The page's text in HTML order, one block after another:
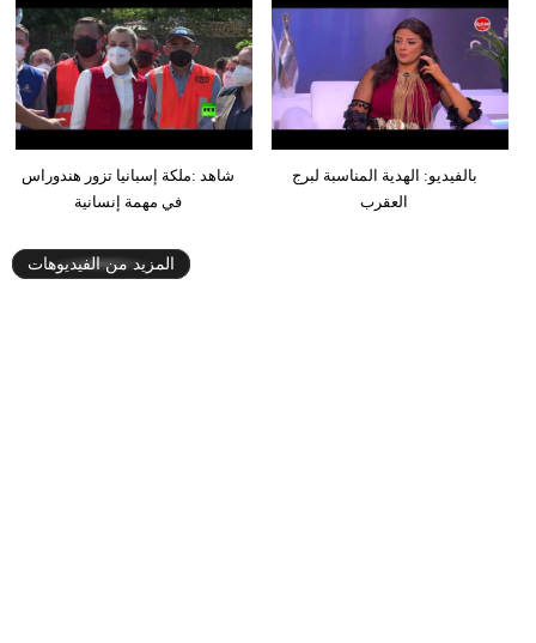
شاهد :ملكة إسبانيا تزور هندوراس
في مهمة إنسانية
بالفيديو: الهدية المناسبة لبرج
العقرب
المزيد من الفيديوهات